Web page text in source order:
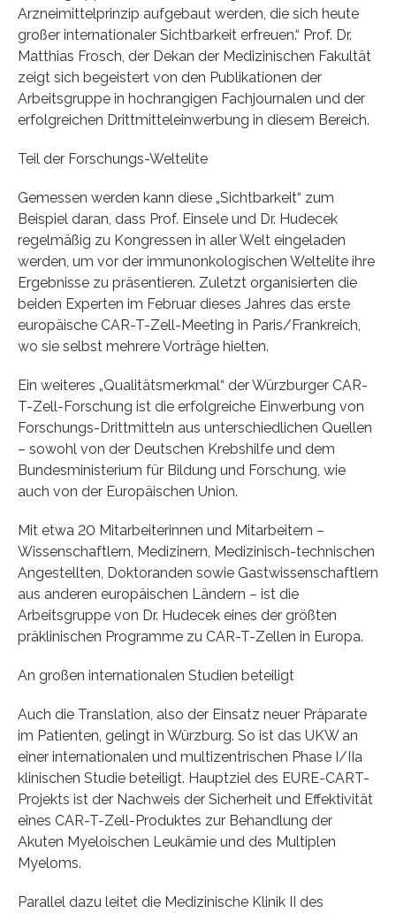
Arzneimittelprinzip aufgebaut werden, die sich heute
großer internationaler Sichtbarkeit erfreuen.“ Prof. Dr.
Matthias Frosch, der Dekan der Medizinischen Fakultät
zeigt sich begeistert von den Publikationen der
Arbeitsgruppe in hochrangigen Fachjournalen und der
erfolgreichen Drittmitteleinwerbung in diesem Bereich.
Teil der Forschungs-Weltelite
Gemessen werden kann diese „Sichtbarkeit“ zum
Beispiel daran, dass Prof. Einsele und Dr. Hudecek
regelmäßig zu Kongressen in aller Welt eingeladen
werden, um vor der immunonkologischen Weltelite ihre
Ergebnisse zu präsentieren. Zuletzt organisierten die
beiden Experten im Februar dieses Jahres das erste
europäische CAR-T-Zell-Meeting in Paris/Frankreich,
wo sie selbst mehrere Vorträge hielten.
Ein weiteres „Qualitätsmerkmal“ der Würzburger CAR-
T-Zell-Forschung ist die erfolgreiche Einwerbung von
Forschungs-Drittmitteln aus unterschiedlichen Quellen
– sowohl von der Deutschen Krebshilfe und dem
Bundesministerium für Bildung und Forschung, wie
auch von der Europäischen Union.
Mit etwa 20 Mitarbeiterinnen und Mitarbeitern –
Wissenschaftlern, Medizinern, Medizinisch-technischen
Angestellten, Doktoranden sowie Gastwissenschaftlern
aus anderen europäischen Ländern – ist die
Arbeitsgruppe von Dr. Hudecek eines der größten
präklinischen Programme zu CAR-T-Zellen in Europa.
An großen internationalen Studien beteiligt
Auch die Translation, also der Einsatz neuer Präparate
im Patienten, gelingt in Würzburg. So ist das UKW an
einer internationalen und multizentrischen Phase I/IIa
klinischen Studie beteiligt. Hauptziel des EURE-CART-
Projekts ist der Nachweis der Sicherheit und Effektivität
eines CAR-T-Zell-Produktes zur Behandlung der
Akuten Myeloischen Leukämie und des Multiplen
Myeloms.
Parallel dazu leitet die Medizinische Klinik II des